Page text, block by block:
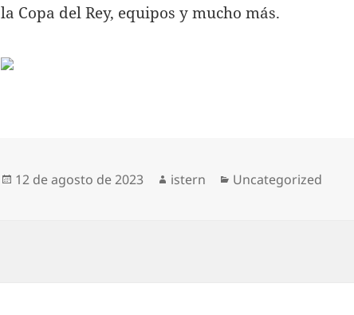
la Copa del Rey, equipos y mucho más.
Publicado
12 de agosto de 2023 Autor
istern Categorías
Uncategorized